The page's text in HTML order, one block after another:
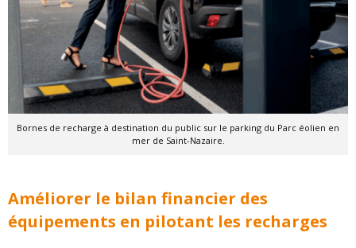
Bornes de recharge à destination du public sur le parking du Parc éolien en
mer de Saint-Nazaire.
Améliorer le bilan financier des
équipements en pilotant les recharges